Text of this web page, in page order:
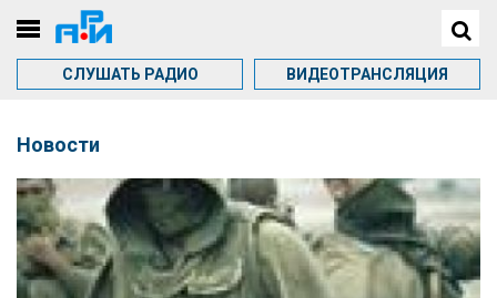
СЛУШАТЬ РАДИО ВИДЕОТРАНСЛЯЦИЯ
Новости